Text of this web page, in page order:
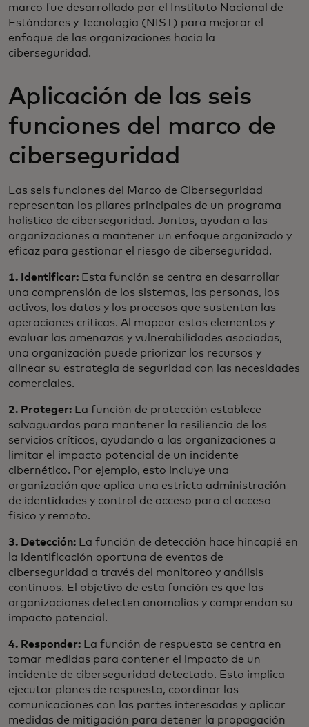
marco fue desarrollado por el Instituto Nacional de
Estándares y Tecnología (NIST) para mejorar el
enfoque de las organizaciones hacia la
ciberseguridad.
Aplicación de las seis
funciones del marco de
ciberseguridad
Las seis funciones del Marco de Ciberseguridad
representan los pilares principales de un programa
holístico de ciberseguridad. Juntos, ayudan a las
organizaciones a mantener un enfoque organizado y
eficaz para gestionar el riesgo de ciberseguridad.
1. Identificar: Esta función se centra en desarrollar
una comprensión de los sistemas, las personas, los
activos, los datos y los procesos que sustentan las
operaciones críticas. Al mapear estos elementos y
evaluar las amenazas y vulnerabilidades asociadas,
una organización puede priorizar los recursos y
alinear su estrategia de seguridad con las necesidades
comerciales.
2. Proteger: La función de protección establece
salvaguardas para mantener la resiliencia de los
servicios críticos, ayudando a las organizaciones a
limitar el impacto potencial de un incidente
cibernético. Por ejemplo, esto incluye una
organización que aplica una estricta administración
de identidades y control de acceso para el acceso
físico y remoto.
3. Detección: La función de detección hace hincapié en
la identificación oportuna de eventos de
ciberseguridad a través del monitoreo y análisis
continuos. El objetivo de esta función es que las
organizaciones detecten anomalías y comprendan su
impacto potencial.
4. Responder: La función de respuesta se centra en
tomar medidas para contener el impacto de un
incidente de ciberseguridad detectado. Esto implica
ejecutar planes de respuesta, coordinar las
comunicaciones con las partes interesadas y aplicar
medidas de mitigación para detener la propagación